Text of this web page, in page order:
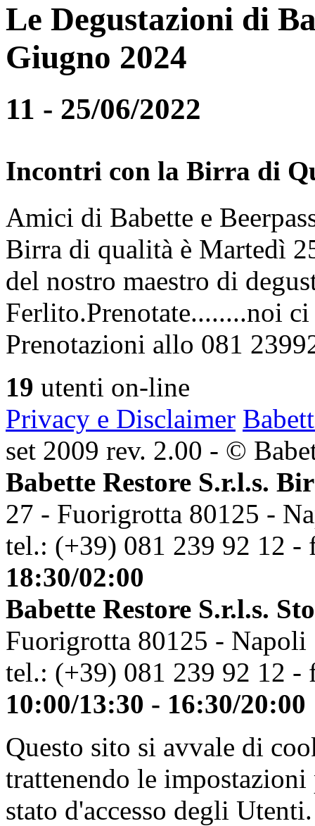
Le Degustazioni di
Giugno 2024
11 - 25/06/2022
Incontri con la Birra di
Amici di Babette e
Birra di qualità è Martedì
del nostro maestro di
Ferlito.Prenotate........noi
Prenotazioni allo 081
19 utenti on-line
Privacy e Disclaimer
set 2009 rev. 2.00 - ©
Babette Restore S.r.l.s.
27 - Fuorigrotta 80125 -
tel.: (+39) 081 239 92 12 -
18:30/02:00
Babette Restore S.r.l.s.
Fuorigrotta 80125 - Napoli
tel.: (+39) 081 239 92 12 -
10:00/13:30 - 16:30/20:00
Questo sito si avvale di
trattenendo le
stato d'accesso degli Utenti.